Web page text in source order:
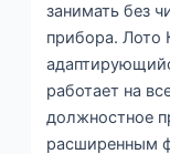
занимать без
прибора. Лото
работает на
должностное
расширенным